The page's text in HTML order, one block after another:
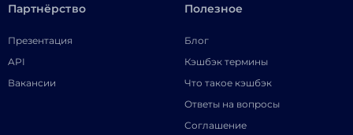
Партнёрство
Презентация
API
Вакансии
Полезное
Блог
Кэшбэк термины
Что такое кэшбэк
Ответы на вопросы
Соглашение